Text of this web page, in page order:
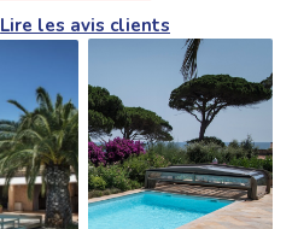
Lire les avis clients